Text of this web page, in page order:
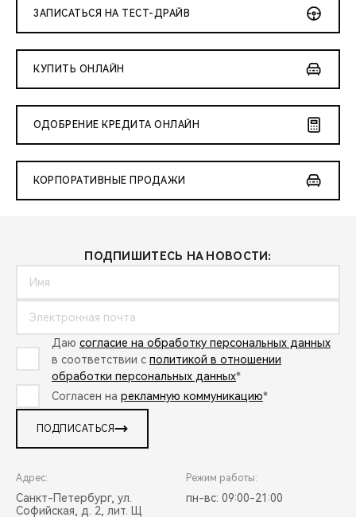
ЗАПИСАТЬСЯ НА ТЕСТ-ДРАЙВ
КУПИТЬ ОНЛАЙН
ОДОБРЕНИЕ КРЕДИТА ОНЛАЙН
КОРПОРАТИВНЫЕ ПРОДАЖИ
ПОДПИШИТЕСЬ НА НОВОСТИ:
Даю согласие на обработку персональных данных
в соответствии с политикой в отношении
обработки персональных данных*
Согласен на рекламную коммуникацию*
ПОДПИСАТЬСЯ
Адрес:
Санкт-Петербург, ул.
Софийская, д. 2, лит. Щ
Режим работы:
пн-вс: 09:00-21:00